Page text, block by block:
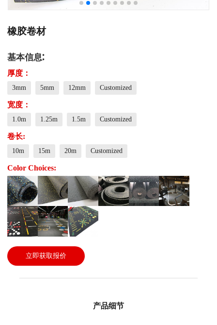
橡胶卷材
基本信息:
厚度：
3mm 5mm 12mm Customized
宽度：
1.0m 1.25m 1.5m Customized
卷长:
10m 15m 20m Customized
Color Choices:
立即获取报价
产品细节